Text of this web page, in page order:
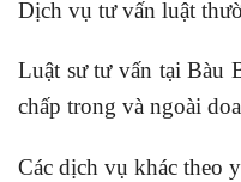
Dịch vụ tư vấn luật
Luật sư tư vấn tại Bàu
chấp trong và ngoài
Các dịch vụ khác theo